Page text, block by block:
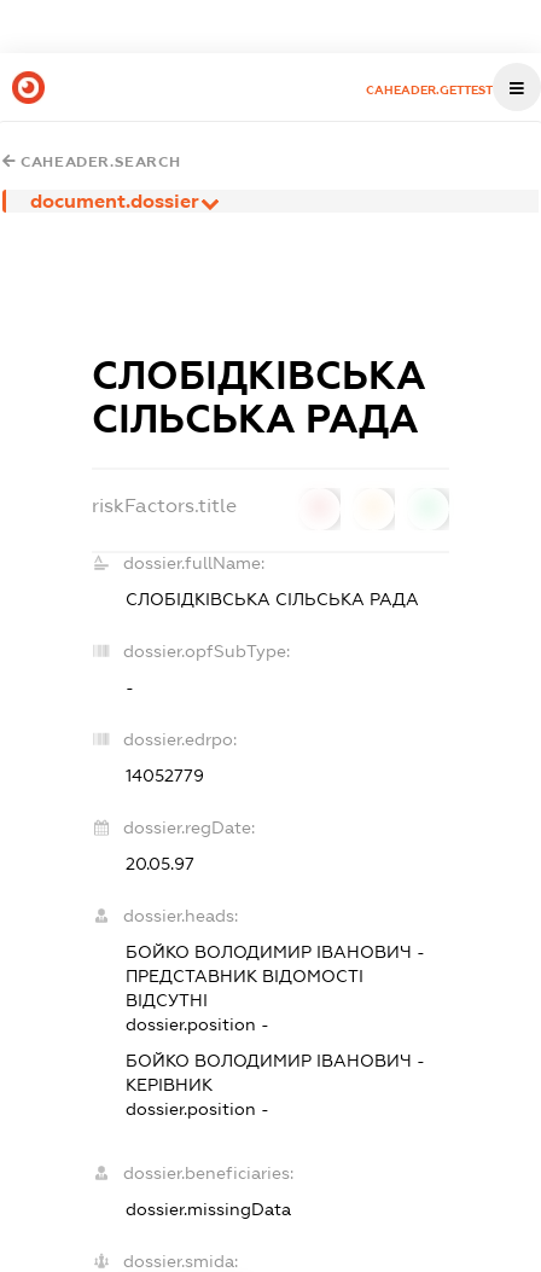
CAHEADER.GETTEST
CAHEADER.SEARCH
document.dossier
СЛОБІДКІВСЬКА
СІЛЬСЬКА РАДА
riskFactors.title
dossier.fullName:
СЛОБІДКІВСЬКА СІЛЬСЬКА РАДА
dossier.opfSubType:
-
dossier.edrpo:
14052779
dossier.regDate:
20.05.97
dossier.heads:
БОЙКО ВОЛОДИМИР ІВАНОВИЧ -
ПРЕДСТАВНИК ВІДОМОСТІ
ВІДСУТНІ
dossier.position -
БОЙКО ВОЛОДИМИР ІВАНОВИЧ -
КЕРІВНИК
dossier.position -
dossier.beneficiaries:
dossier.missingData
dossier.smida: